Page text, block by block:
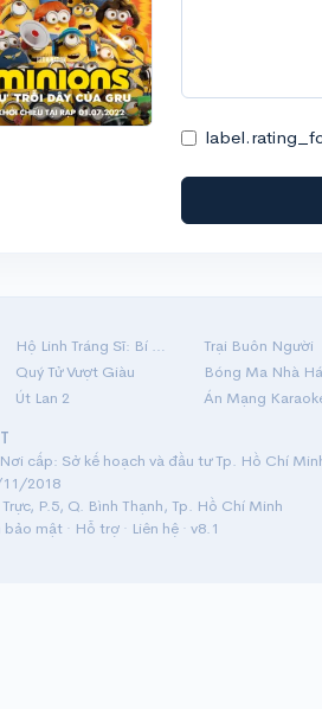
Hộ Linh Tráng Sĩ: Bí Ẩn Mộ Vua Đinh
Trại Buôn Người
Quý Tử Vượt Giàu
Bóng Ma Nhà
Út Lan 2
Án Mạng
cấp: Sở kế hoạch và đầu tư Tp. Hồ Chí
2018
P.5, Q. Bình Thạnh, Tp. Hồ Chí Minh
bảo mật· Hỗ trợ· Liên hệ· v8.1